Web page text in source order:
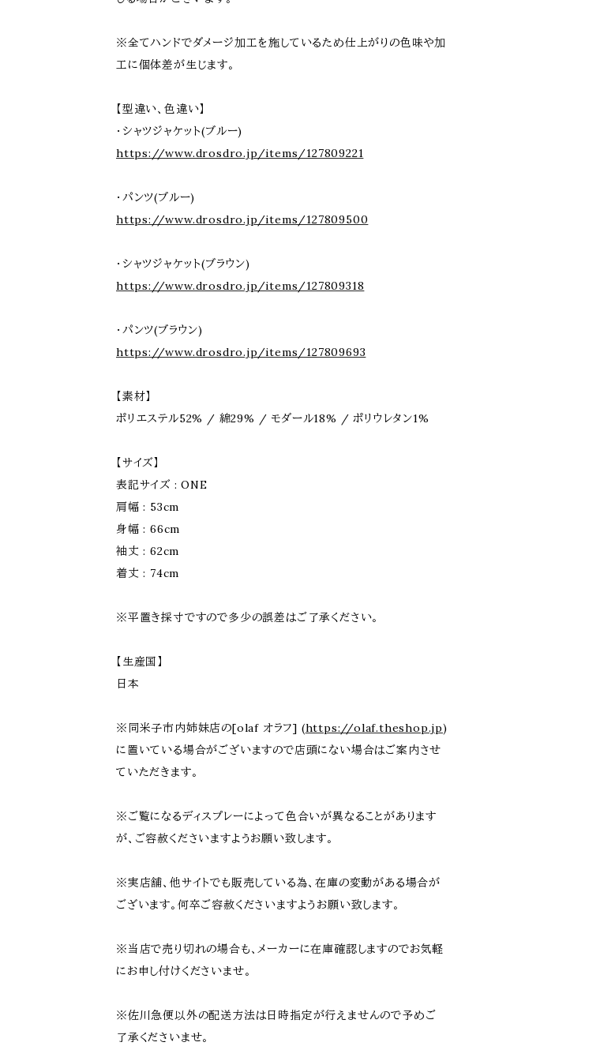
※全てハンドでダメージ加工を施しているため仕上がりの色味や加
工に個体差が生じます。
【型違い、色違い】
・シャツジャケット(ブルー)
https://www.drosdro.jp/items/127809221
・パンツ(ブルー)
https://www.drosdro.jp/items/127809500
・シャツジャケット(ブラウン)
https://www.drosdro.jp/items/127809318
・パンツ(ブラウン)
https://www.drosdro.jp/items/127809693
【素材】
ポリエステル52% / 綿29% / モダール18% / ポリウレタン1%
【サイズ】
表記サイズ : ONE
肩幅 : 53cm
身幅 : 66cm
袖丈 : 62cm
着丈 : 74cm
※平置き採寸ですので多少の誤差はご了承ください。
【生産国】
日本
※同米子市内姉妹店の[olaf オラフ] (https://olaf.theshop.jp)
に置いている場合がございますので店頭にない場合はご案内させ
ていただきます。
※ご覧になるディスプレーによって色合いが異なることがあります
が、ご容赦くださいますようお願い致します。
※実店舗、他サイトでも販売している為、在庫の変動がある場合が
ございます。何卒ご容赦くださいますようお願い致します。
※当店で売り切れの場合も、メーカーに在庫確認しますのでお気軽
にお申し付けくださいませ。
※佐川急便以外の配送方法は日時指定が行えませんので予めご
了承くださいませ。